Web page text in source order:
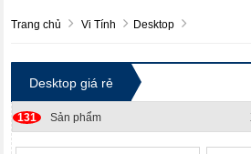
Trang chủ Vi Tính Desktop
Desktop giá rẻ
131 Sản phẩm